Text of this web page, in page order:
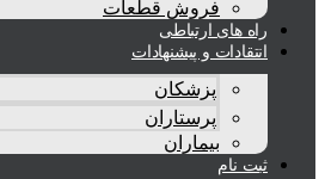
فروش قطعات
راه های ارتباطی
انتقادات و پيشنهادات
پزشكان
پرستاران
بيماران
ثبت نام